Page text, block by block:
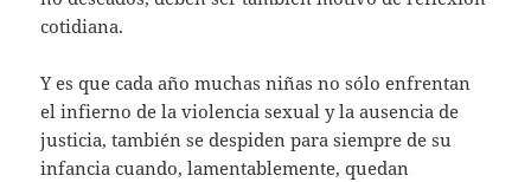
cotidiana.
Y es que cada año muchas niñas no sólo enfrentan
el infierno de la violencia sexual y la ausencia de
justicia, también se despiden para siempre de su
infancia cuando, lamentablemente, quedan